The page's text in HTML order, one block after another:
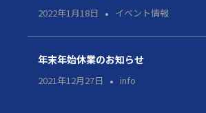
2022年1月18日 イベント情報
年末年始休業のお知らせ
2021年12月27日 info